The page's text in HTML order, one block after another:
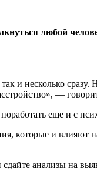
любой
и несколько
—
еще и с
которые и влияют
анализы на